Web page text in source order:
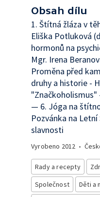
Obsah dílu
1. Štítná žláza v
Eliška Potluková
hormonů na
Mgr. Irena
Proměna před
druhy a historie -
"Značkoholismus"
— 6. Jóga na
Pozvánka na
slavnosti
Vyrobeno 2012 •
Rady a recepty
Společnost
Děti a